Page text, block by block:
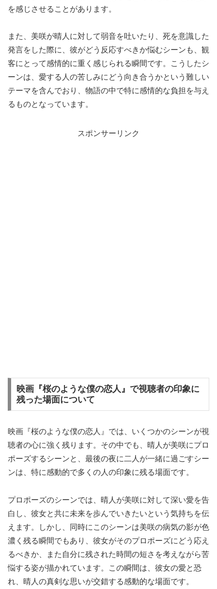
を感じさせることがあります。
また、美咲が晴人に対して弱音を吐いたり、死を意識した
発言をした際に、彼がどう反応すべきか悩むシーンも、観
客にとって感情的に重く感じられる瞬間です。こうしたシ
ーンは、愛する人の苦しみにどう向き合うかという難しい
テーマを含んでおり、物語の中で特に感情的な負担を与え
るものとなっています。
スポンサーリンク
映画『桜のような僕の恋人』で視聴者の印象に
残った場面について
映画『桜のような僕の恋人』では、いくつかのシーンが視
聴者の心に強く残ります。その中でも、晴人が美咲にプロ
ポーズするシーンと、最後の夜に二人が一緒に過ごすシー
ンは、特に感動的で多くの人の印象に残る場面です。
プロポーズのシーンでは、晴人が美咲に対して深い愛を告
白し、彼女と共に未来を歩んでいきたいという気持ちを伝
えます。しかし、同時にこのシーンは美咲の病気の影が色
濃く残る瞬間でもあり、彼女がそのプロポーズにどう応え
るべきか、また自分に残された時間の短さを考えながら苦
悩する姿が描かれています。この瞬間は、彼女の愛と恐
れ、晴人の真剣な思いが交錯する感動的な場面です。